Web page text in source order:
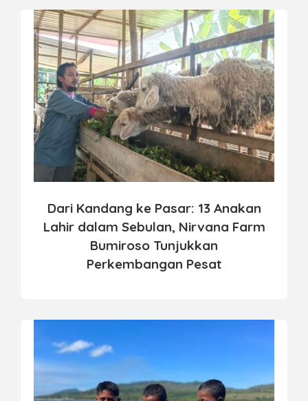
Dari Kandang ke Pasar: 13 Anakan
Lahir dalam Sebulan, Nirvana Farm
Bumiroso Tunjukkan
Perkembangan Pesat